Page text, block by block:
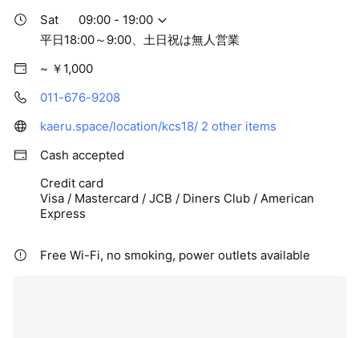
Sat
09:00 - 19:00
平日18:00～9:00、土日祝は無人営業
~ ￥1,000
011-676-9208
kaeru.space/location/kcs18/ 2 other items
Cash accepted
Credit card
Visa / Mastercard / JCB / Diners Club / American
Express
Free Wi-Fi, no smoking, power outlets available